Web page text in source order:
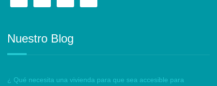
Nuestro Blog
¿ Qué necesita una vivienda para que sea accesible para